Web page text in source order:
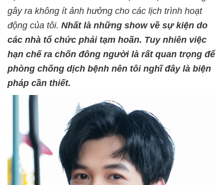
gây ra không ít ảnh hưởng cho các lịch trình hoạt
động của tôi. Nhất là những show về sự kiện do
các nhà tổ chức phải tạm hoãn. Tuy nhiên việc
hạn chế ra chốn đông người là rất quan trọng để
phòng chống dịch bệnh nên tôi nghĩ đây là biện
pháp cần thiết.